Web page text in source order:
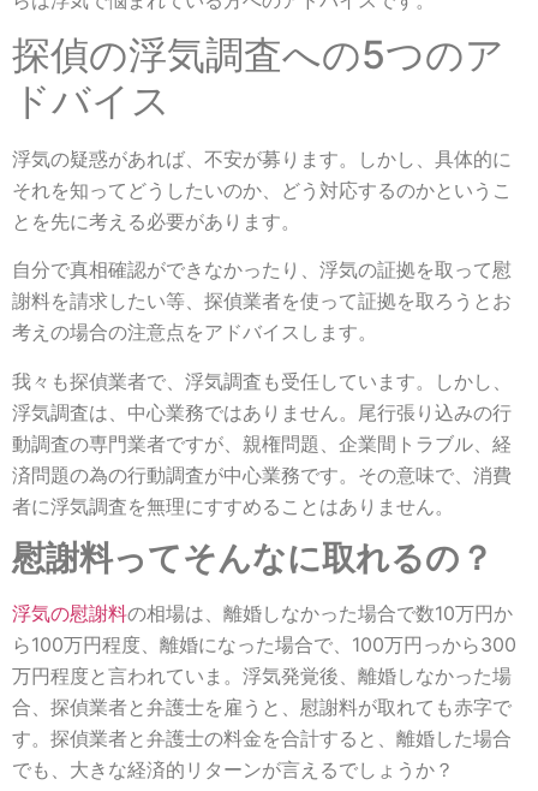
探偵の浮気調査への5つのア
ドバイス
浮気の疑惑があれば、不安が募ります。しかし、具体的に
それを知ってどうしたいのか、どう対応するのかというこ
とを先に考える必要があります。
自分で真相確認ができなかったり、浮気の証拠を取って慰
謝料を請求したい等、探偵業者を使って証拠を取ろうとお
考えの場合の注意点をアドバイスします。
我々も探偵業者で、浮気調査も受任しています。しかし、
浮気調査は、中心業務ではありません。尾行張り込みの行
動調査の専門業者ですが、親権問題、企業間トラブル、経
済問題の為の行動調査が中心業務です。その意味で、消費
者に浮気調査を無理にすすめることはありません。
慰謝料ってそんなに取れるの？
浮気の慰謝料の相場は、離婚しなかった場合で数10万円か
ら100万円程度、離婚になった場合で、100万円っから300
万円程度と言われていま。浮気発覚後、離婚しなかった場
合、探偵業者と弁護士を雇うと、慰謝料が取れても赤字で
す。探偵業者と弁護士の料金を合計すると、離婚した場合
でも、大きな経済的リターンが言えるでしょうか？